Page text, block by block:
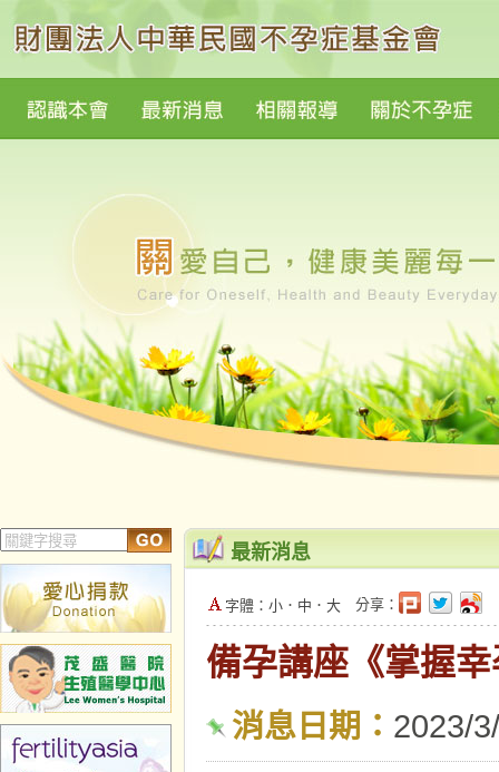
最新消息
字體： 小 ． 中 ． 大 分享：
備孕講座《掌握
消息日期： 2023/